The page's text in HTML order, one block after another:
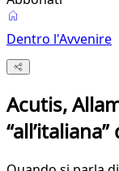
Dentro l'Avvenire
Acutis,